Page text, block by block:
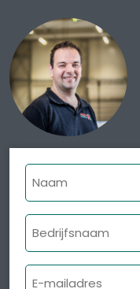
Naam
Bedrijfsnaam
E-